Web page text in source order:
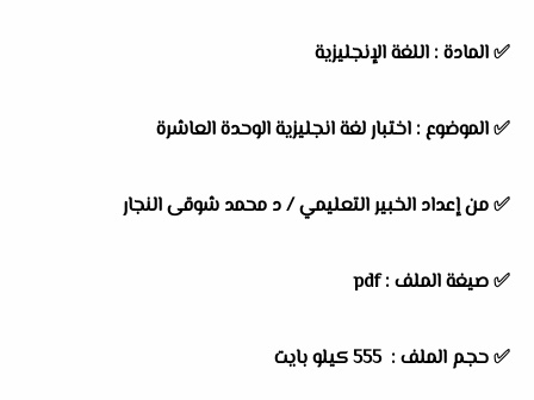
✅المادة : اللغة الإنجليزية
✅الموضوع : اختبار لغة انجليزية الوحدة العاشرة
✅من إعداد الخبير التعليمي /د محمد شوقى النجار
✅ صيغة الملف : pdf
✅ حجم الملف : 555 كيلو بايت